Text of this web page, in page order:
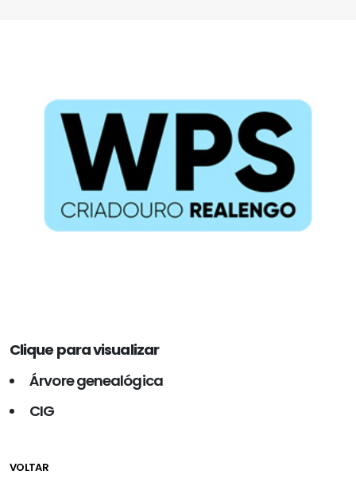
Clique para visualizar
Árvore genealógica
CIG
VOLTAR